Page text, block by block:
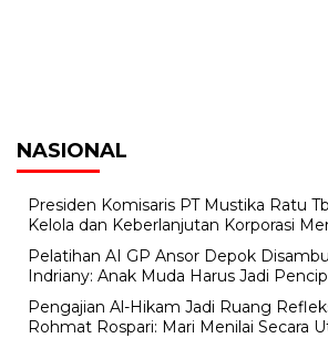
NASIONAL
Presiden Komisaris PT Mustika Ratu
Kelola dan Keberlanjutan Korporasi
Pelatihan AI GP Ansor Depok
Indriany: Anak Muda Harus Jadi
Pengajian Al-Hikam Jadi Ruang
Rohmat Rospari: Mari Menilai Secara